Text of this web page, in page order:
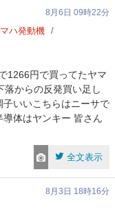
8月6日 09時22分
ハ発動機
1266円で買ってたヤマ
からの反発買い足し
いいこちらはニーサで
体はヤンキー 皆さん
全文表示
8月3日 18時16分